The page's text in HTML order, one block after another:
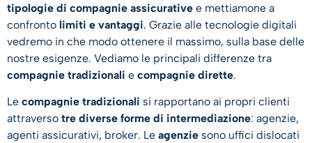
tipologie di compagnie assicurative e mettiamone a
confronto limiti e vantaggi. Grazie alle tecnologie digitali
vedremo in che modo ottenere il massimo, sulla base delle
nostre esigenze. Vediamo le principali differenze tra
compagnie tradizionali e compagnie dirette.
Le compagnie tradizionali si rapportano ai propri clienti
attraverso tre diverse forme di intermediazione: agenzie,
agenti assicurativi, broker. Le agenzie sono uffici dislocati